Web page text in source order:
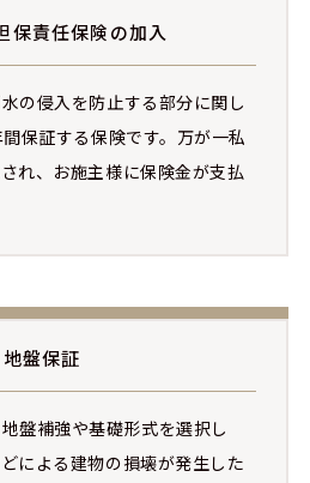
保責任保険の加入
の侵入を防止する部分に関し
保証する保険です。万が一私
れ、お施主様に保険金が支払
地盤保証
盤補強や基礎形式を選択し
による建物の損壊が発生した